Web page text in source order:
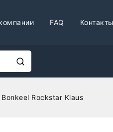
FAQ Контакты
Rockstar Klaus